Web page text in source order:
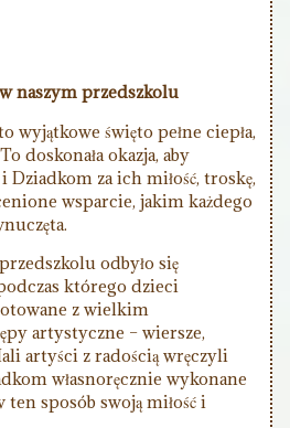
naszym przedszkolu
wyjątkowe święto pełne ciepła,
doskonała okazja, aby
Dziadkom za ich miłość, troskę,
wsparcie, jakim każdego
odbyło się
którego dzieci
z wielkim
artystyczne – wiersze,
artyści z radością wręczyli
własnoręcznie wykonane
sposób swoją miłość i